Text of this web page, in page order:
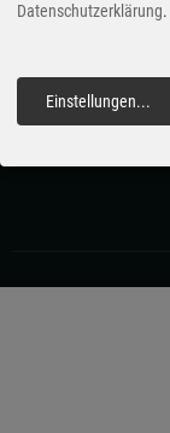
carzoom.de
Datenschutzerklärung.
Einstellungen...